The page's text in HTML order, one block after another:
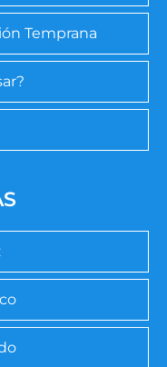
Temprana